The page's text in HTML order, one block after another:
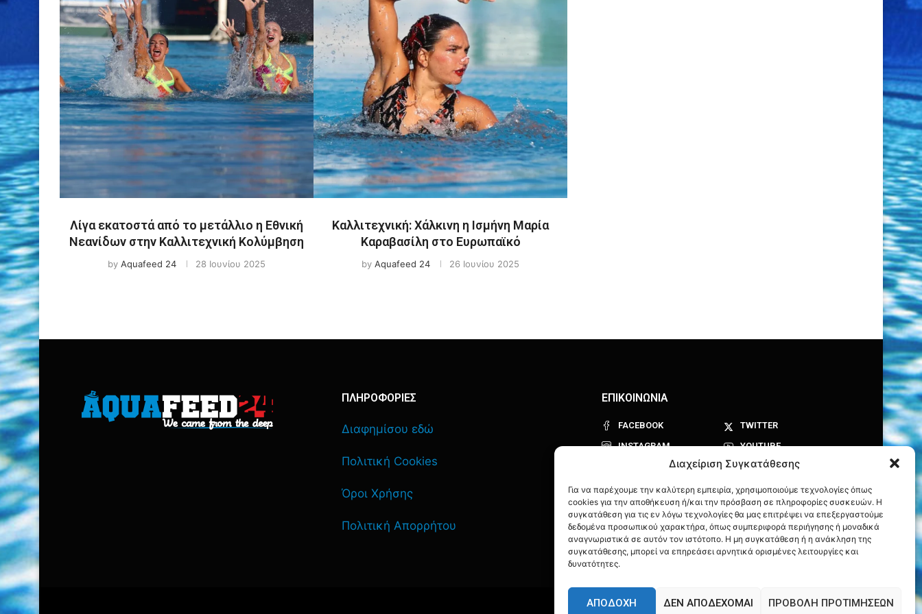
Διαχείριση Συγκατάθεσης
Για να παρέχουμε την καλύτερη εμπειρία, χρησιμοποιούμε τεχνολογίες όπως
cookies για την αποθήκευση ή/και την πρόσβαση σε πληροφορίες συσκευών. Η
συγκατάθεση για τις εν λόγω τεχνολογίες θα μας επιτρέψει να επεξεργαστούμε
δεδομένα προσωπικού χαρακτήρα, όπως συμπεριφορά περιήγησης ή μοναδικά
αναγνωριστικά σε αυτόν τον ιστότοπο. Η μη συγκατάθεση ή η ανάκληση της
συγκατάθεσης, μπορεί να επηρεάσει αρνητικά ορισμένες λειτουργίες και
δυνατότητες.
ΑΠΟΔΟΧΉ ΔΕΝ ΑΠΟΔΈΧΟΜΑΙ ΠΡΟΒΟΛΉ ΠΡΟΤΙΜΉΣΕΩΝ
Λίγα εκατοστά από το μετάλλιο η Εθνική
Νεανίδων στην Καλλιτεχνική Κολύμβηση
by Aquafeed 24 28 Ιουνίου 2025
Καλλιτεχνική: Χάλκινη η Ισμήνη Μαρία
Καραβασίλη στο Ευρωπαϊκό
by Aquafeed 24 26 Ιουνίου 2025
ΠΛΗΡΟΦΟΡΙΕΣ
Διαφημίσου εδώ
Πολιτική Cookies
Όροι Χρήσης
Πολιτική Απορρήτου
ΕΠΙΚΟΙΝΩΝΙΑ
FACEBOOK
TWITTER
INSTAGRAM
YOUTUBE